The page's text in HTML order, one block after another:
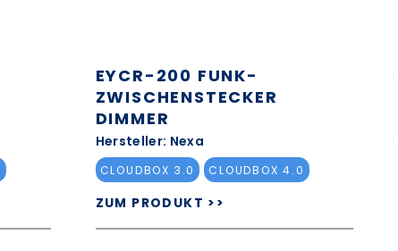
EYCR-200 FUNK-
ZWISCHENSTECKER
DIMMER
Hersteller: Nexa
CLOUDBOX 3.0 CLOUDBOX 4.0
ZUM PRODUKT >>